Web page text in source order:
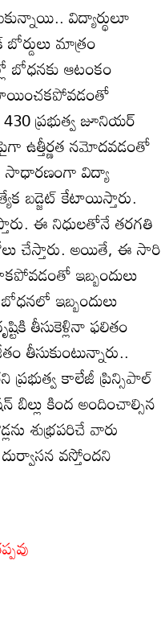
విద్యార్థులూ
మాత్రం
బోధనకు ఆటంకం
ప్రభుత్వ జూనియర్‌
ఉత్తీర్ణత నమోదవడంతో
సాధారణంగా విద్యా
బడ్జెట్‌ కేటాయిస్తారు.
ఈ నిధులతోనే తరగతి
చేస్తారు. అయితే, ఈ సారి
ఇబ్బందులు
ఇబ్బందులు
తీసుకెళ్లినా ఫలితం
తీసుకుంటున్నారు..
కాలేజీ ప్రిన్సిపాల్‌
బిల్లు కింద అందించాల్సిన
శుభ్రపరిచే వారు
వస్తోందని